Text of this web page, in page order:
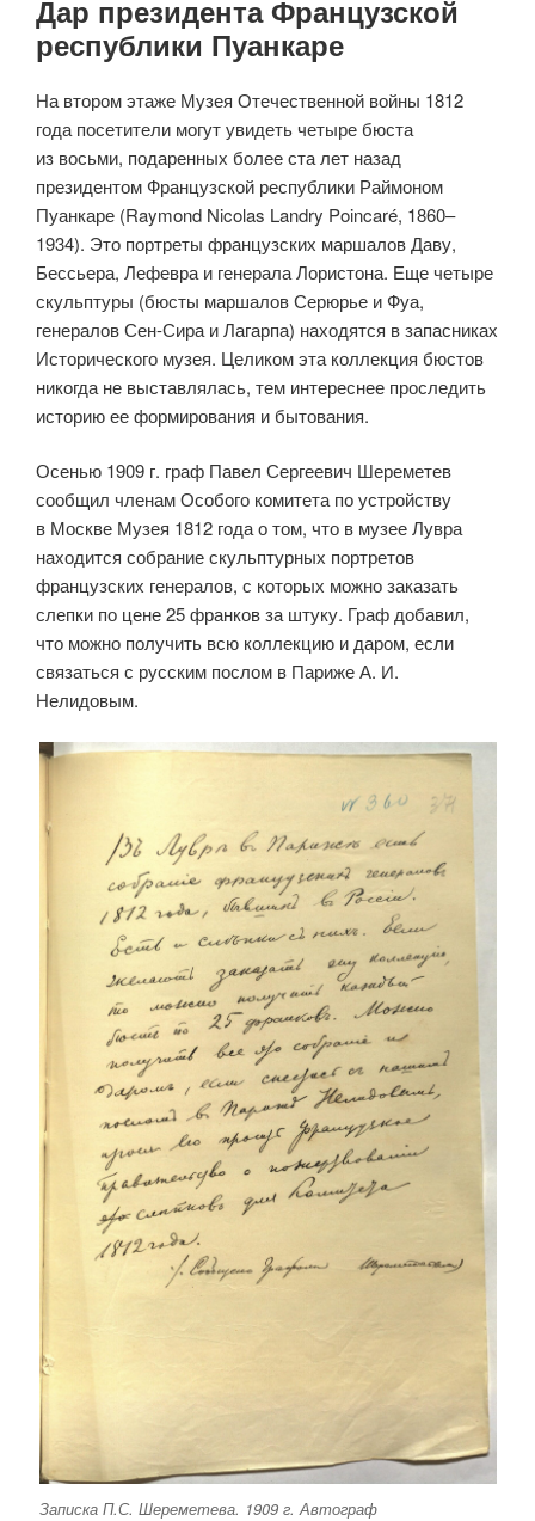
Дар президента Французской
республики Пуанкаре
На втором этаже Музея Отечественной войны 1812
года посетители могут увидеть четыре бюста
из восьми, подаренных более ста лет назад
президентом Французской республики Раймоном
Пуанкаре (Raymond Nicolas Landry Poincaré, 1860–
1934). Это портреты французских маршалов Даву,
Бессьера, Лефевра и генерала Лористона. Еще четыре
скульптуры (бюсты маршалов Серюрье и Фуа,
генералов Сен-Сира и Лагарпа) находятся в запасниках
Исторического музея. Целиком эта коллекция бюстов
никогда не выставлялась, тем интереснее проследить
историю ее формирования и бытования.
Осенью 1909 г. граф Павел Сергеевич Шереметев
сообщил членам Особого комитета по устройству
в Москве Музея 1812 года о том, что в музее Лувра
находится собрание скульптурных портретов
французских генералов, с которых можно заказать
слепки по цене 25 франков за штуку. Граф добавил,
что можно получить всю коллекцию и даром, если
связаться с русским послом в Париже А. И.
Нелидовым.
Записка П.С. Шереметева. 1909 г. Автограф